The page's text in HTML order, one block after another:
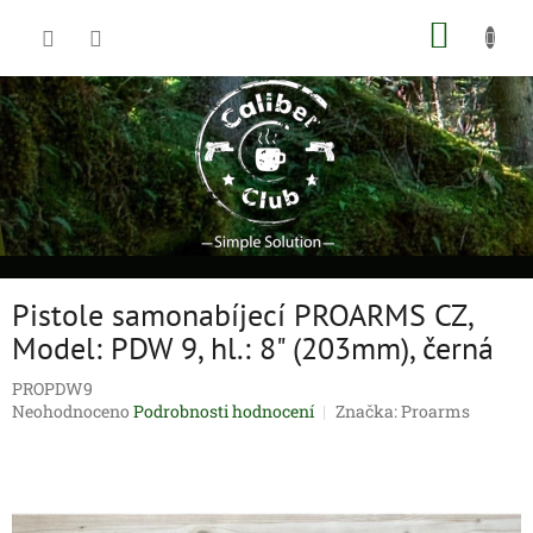
Pistole samonabíjecí PROARMS CZ,
Model: PDW 9, hl.: 8" (203mm), černá
PROPDW9
Průměrné
Neohodnoceno Podrobnosti hodnocení Značka:Proarms